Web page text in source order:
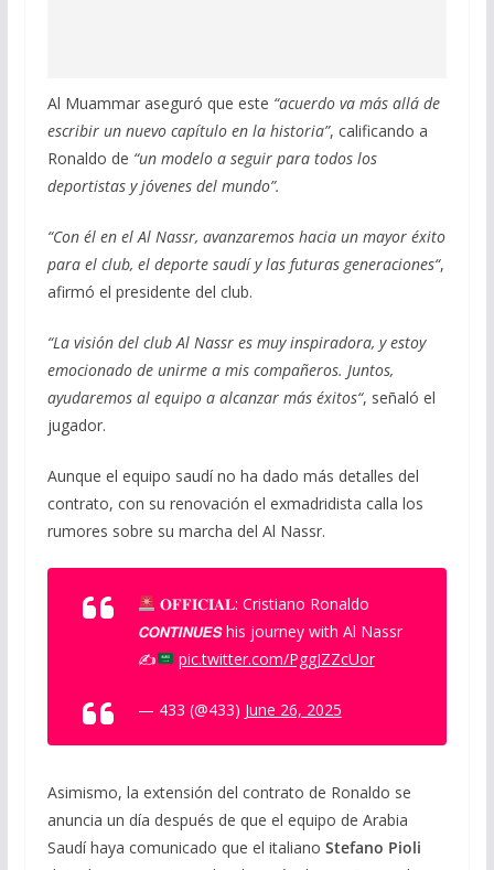
Al Muammar aseguró que este “acuerdo va más allá de
escribir un nuevo capítulo en la historia”, calificando a
Ronaldo de “un modelo a seguir para todos los
deportistas y jóvenes del mundo”.
“Con él en el Al Nassr, avanzaremos hacia un mayor éxito
para el club, el deporte saudí y las futuras generaciones“,
afirmó el presidente del club.
“La visión del club Al Nassr es muy inspiradora, y estoy
emocionado de unirme a mis compañeros. Juntos,
ayudaremos al equipo a alcanzar más éxitos“, señaló el
jugador.
Aunque el equipo saudí no ha dado más detalles del
contrato, con su renovación el exmadridista calla los
rumores sobre su marcha del Al Nassr.
𝐎𝐅𝐅𝐈𝐂𝐈𝐀𝐋: Cristiano Ronaldo
𝘾𝙊𝙉𝙏𝙄𝙉𝙐𝙀𝙎 his journey with Al Nassr
✍
pic.twitter.com/PggJZZcUor
— 433 (@433) June 26, 2025
Asimismo, la extensión del contrato de Ronaldo se
anuncia un día después de que el equipo de Arabia
Saudí haya comunicado que el italiano Stefano Pioli